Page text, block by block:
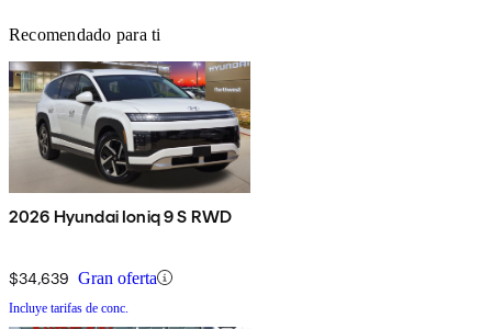
Recomendado para ti
2026 Hyundai Ioniq 9 S RWD
$34,639 Gran oferta
Incluye tarifas de conc.